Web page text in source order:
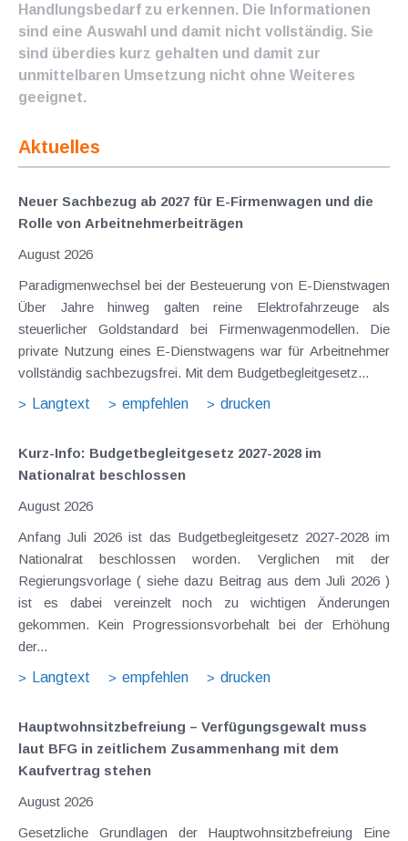
Handlungsbedarf zu erkennen. Die Informationen
sind eine Auswahl und damit nicht vollständig. Sie
sind überdies kurz gehalten und damit zur
unmittelbaren Umsetzung nicht ohne Weiteres
geeignet.
Aktuelles
Neuer Sachbezug ab 2027 für E-Firmenwagen und die
Rolle von Arbeitnehmer​­beiträgen
August 2026
Paradigmenwechsel bei der Besteuerung von E-Dienstwagen
Über Jahre hinweg galten reine Elektrofahrzeuge als
steuerlicher Goldstandard bei Firmenwagenmodellen. Die
private Nutzung eines E-Dienstwagens war für Arbeitnehmer
vollständig sachbezugsfrei. Mit dem Budgetbegleitgesetz...
Langtext
empfehlen drucken
Kurz-Info: Budgetbegleitgesetz 2027-2028 im
Nationalrat beschlossen
August 2026
Anfang Juli 2026 ist das Budgetbegleitgesetz 2027-2028 im
Nationalrat beschlossen worden. Verglichen mit der
Regierungsvorlage ( siehe dazu Beitrag aus dem Juli 2026 )
ist es dabei vereinzelt noch zu wichtigen Änderungen
gekommen. Kein Progressionsvorbehalt bei der Erhöhung
der...
Langtext
empfehlen drucken
Hauptwohnsitz​­befreiung – Verfügungsgewalt muss
laut BFG in zeitlichem Zusammenhang mit dem
Kaufvertrag stehen
August 2026
Gesetzliche Grundlagen der Hauptwohnsitzbefreiung Eine